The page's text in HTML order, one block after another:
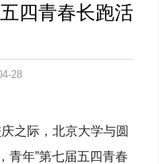
四青春长跑活
28
之际，北京大学与圆
青年”第七届五四青春